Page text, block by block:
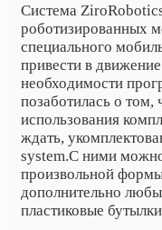
Система Ziro
роботизированных
специального
привести в
необходимости
позаботилась о
использования
ждать,
system.С ними можно
произвольной
дополнительно
пластиковые